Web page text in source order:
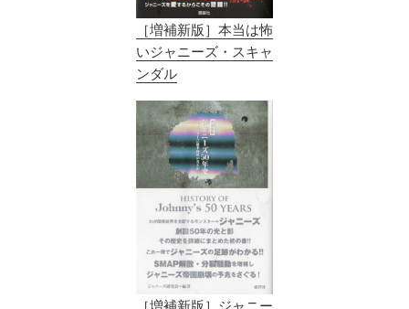
［増補新版］本当は怖
いジャニーズ・スキャ
ンダル